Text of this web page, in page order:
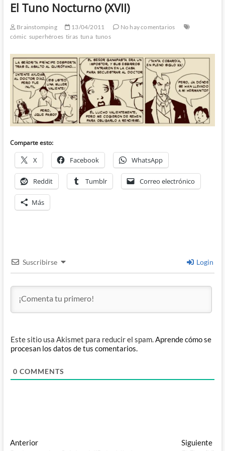
El Tuno Nocturno (XVII)
Brainstomping 13/04/2011
No hay comentarios
cómic superhéroes tiras tuna tunos
Comparte esto:
X Facebook WhatsApp
Reddit Tumblr Correo electrónico
Más
Suscribirse Login
Este sitio usa Akismet para reducir el spam.Aprende cómo se
procesan los datos de tus comentarios.
0 COMMENTS
Navegación
AnteriorEntrada
Siguiente